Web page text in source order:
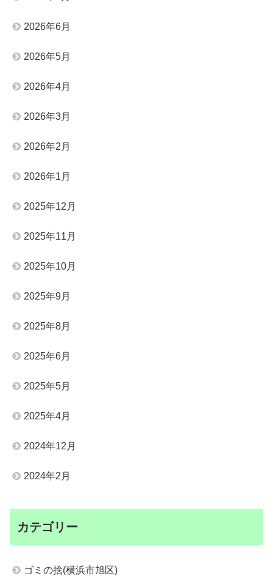
2026年6月
2026年5月
2026年4月
2026年3月
2026年2月
2026年1月
2025年12月
2025年11月
2025年10月
2025年9月
2025年8月
2025年6月
2025年5月
2025年4月
2024年12月
2024年2月
カテゴリー
ゴミの捨(横浜市旭区)